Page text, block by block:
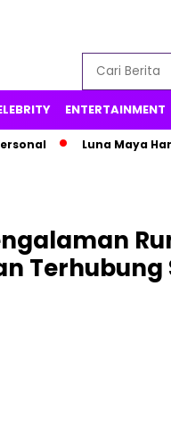
ENTERTAINMENT
Luna Maya Hamil
Terhubung